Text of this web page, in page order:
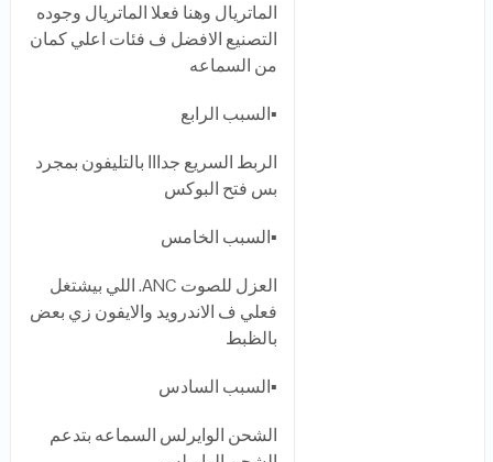
الماتريال وهنا فعلا الماتريال وجوده
التصنيع الافضل ف فئات اعلي كمان
من السماعه
▪️السبب الرابع
الربط السريع جدااا بالتليفون بمجرد
بس فتح البوكس
▪️السبب الخامس
العزل للصوت ANC. اللي بيشتغل
فعلي ف الاندرويد والايفون زي بعض
بالظبط
▪️السبب السادس
الشحن الوايرلس السماعه بتدعم